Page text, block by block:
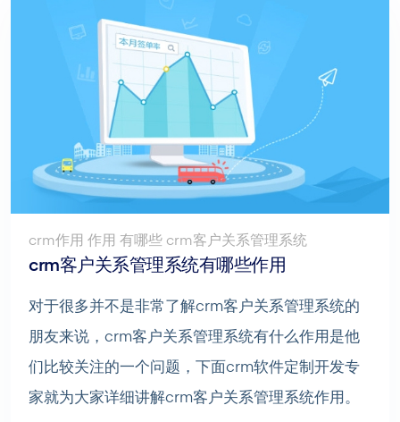
crm作用 作用 有哪些 crm客户关系管理系统
crm客户关系管理系统有哪些作用
对于很多并不是非常了解crm客户关系管理系统的
朋友来说，crm客户关系管理系统有什么作用是他
们比较关注的一个问题，下面crm软件定制开发专
家就为大家详细讲解crm客户关系管理系统作用。